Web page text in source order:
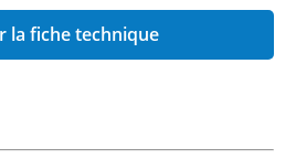
x 58,6 mm
11,2 : 1
la fiche technique